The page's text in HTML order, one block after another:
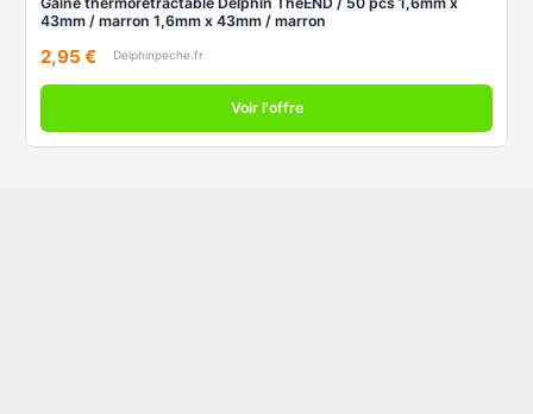
43mm / marron 1,6mm x 43mm / marron
2,95 € Delphinpeche.fr
Voir l'offre